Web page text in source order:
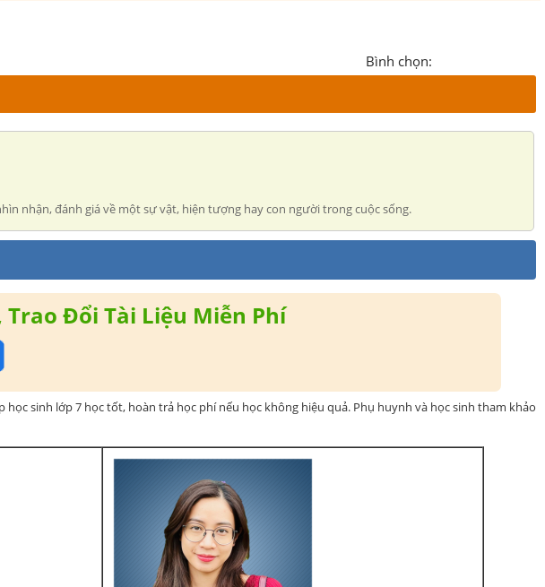
Bình chọn:
nhận, đánh giá về một sự vật, hiện tượng hay con người trong cuộc sống.
Trao Đổi Tài Liệu Miễn Phí
học sinh lớp 7 học tốt, hoàn trả học phí nếu học không hiệu quả. Phụ huynh và học sinh tham khảo